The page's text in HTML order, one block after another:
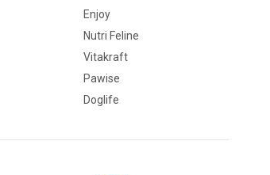
Enjoy
Nutri Feline
Vitakraft
Pawise
Doglife